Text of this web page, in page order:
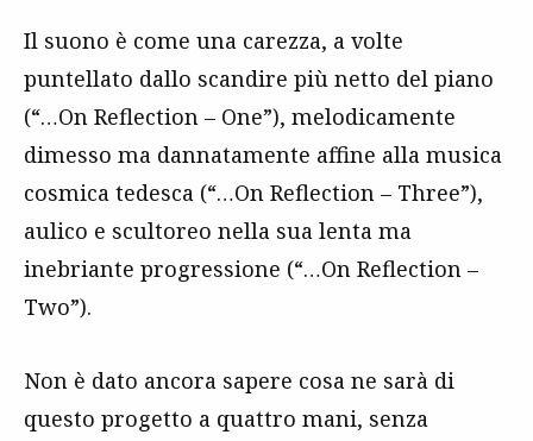
Il suono è come una carezza, a volte
puntellato dallo scandire più netto del piano
(“…On Reflection – One”), melodicamente
dimesso ma dannatamente affine alla musica
cosmica tedesca (“…On Reflection – Three”),
aulico e scultoreo nella sua lenta ma
inebriante progressione (“…On Reflection –
Two”).
Non è dato ancora sapere cosa ne sarà di
questo progetto a quattro mani, senza